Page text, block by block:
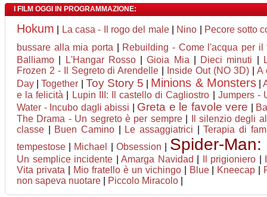
I FILM OGGI IN PROGRAMMAZIONE:
Hokum La casa - Il rogo del male| Nino
Pecore sotto
bussare alla mia porta
Rebuilding - Come l'acqua per il
Balliamo
L'Hangar Rosso|Gioia Mia Dieci minuti
Frozen 2 - Il Segreto di Arendelle
Inside Out (NO 3D)| A
Day |Together Toy Story 5 Minions & Monsters|
e la felicità
Lupin III: Il castello di Cagliostro
Jumpers -
Water - Incubo dagli abissi
Greta e le favole vere
The Drama - Un segreto è per sempre|
Il silenzio degli
classe
Buen Camino Le assaggiatrici |Terapia di
tempestose
Michael Obsession Spider-
Un semplice incidente Amarga Navidad Il prigioniero
Vita privata
Mio fratello è un vichingo| Blue| Kneecap
non sapeva nuotare
Piccolo Miracolo